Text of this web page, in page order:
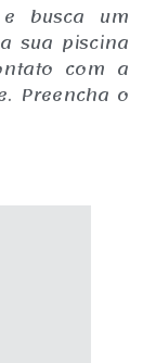
e busca um
sua piscina
com a
Preencha o